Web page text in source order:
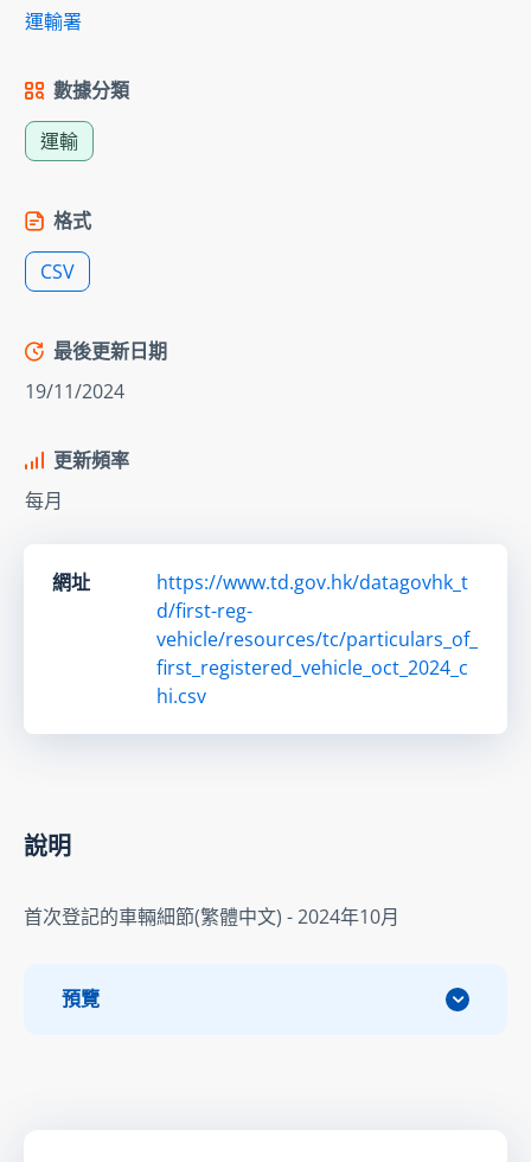
運輸署
數據分類
運輸
格式
CSV
最後更新日期
19/11/2024
更新頻率
每月
網址
https://www.td.gov.hk/datagovhk_t
d/first-reg-
vehicle/resources/tc/particulars_of_
first_registered_vehicle_oct_2024_c
hi.csv
說明
首次登記的車輛細節(繁體中文) - 2024年10月
預覽